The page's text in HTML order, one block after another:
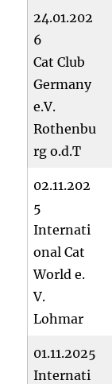
24.01.202
6
Cat Club
Germany
e.V.
Rothenbu
rg o.d.T
02.11.202
5
Internati
onal Cat
World e.
V.
Lohmar
01.11.2025
Internati